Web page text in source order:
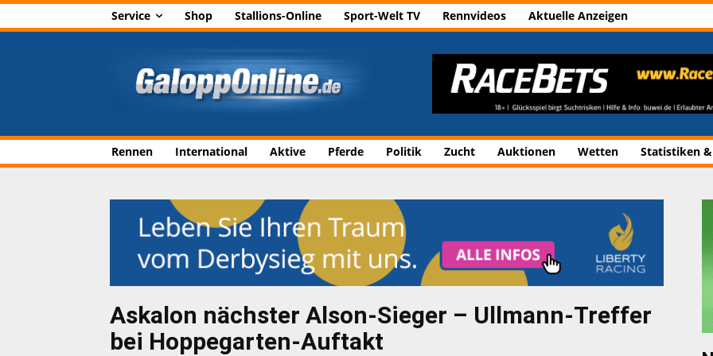
Service Shop Stallions-Online Sport-Welt TV Rennvideos Aktuelle Anzeigen
Rennen International Aktive Pferde Politik Zucht Auktionen Wetten Statistiken
Askalon nächster Alson-Sieger – Ullmann-Treffer
bei Hoppegarten-Auftakt